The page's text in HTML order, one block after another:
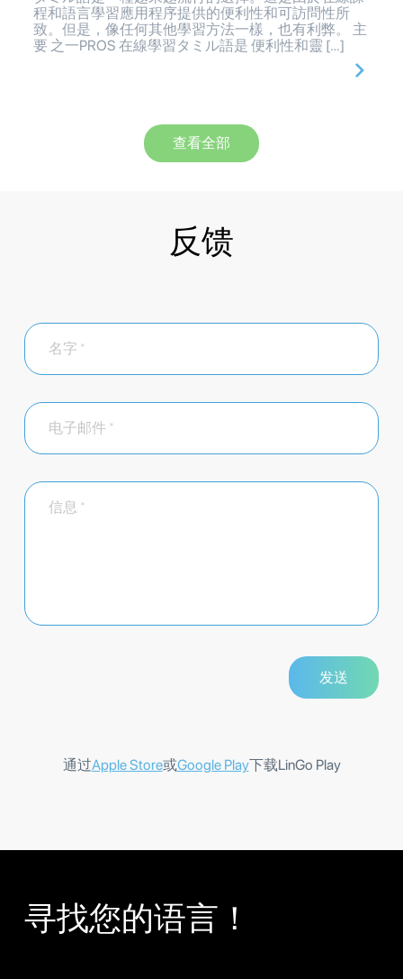
程和語言學習應用程序提供的便利性和可訪問性所
致。但是，像任何其他學習方法一樣，也有利弊。 主
要 之一PROS 在線學習タミル語是 便利性和靈 […]
查看全部
反馈
通过Apple Store或Google Play下载LinGo Play
寻找您的语言！